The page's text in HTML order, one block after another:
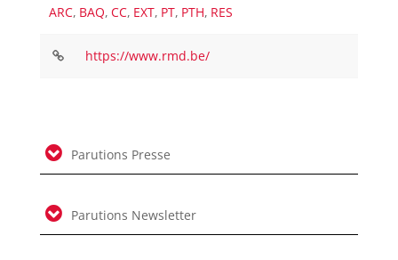
ARC, BAQ, CC, EXT, PT, PTH, RES
https://www.rmd.be/
Parutions Presse
Parutions Newsletter